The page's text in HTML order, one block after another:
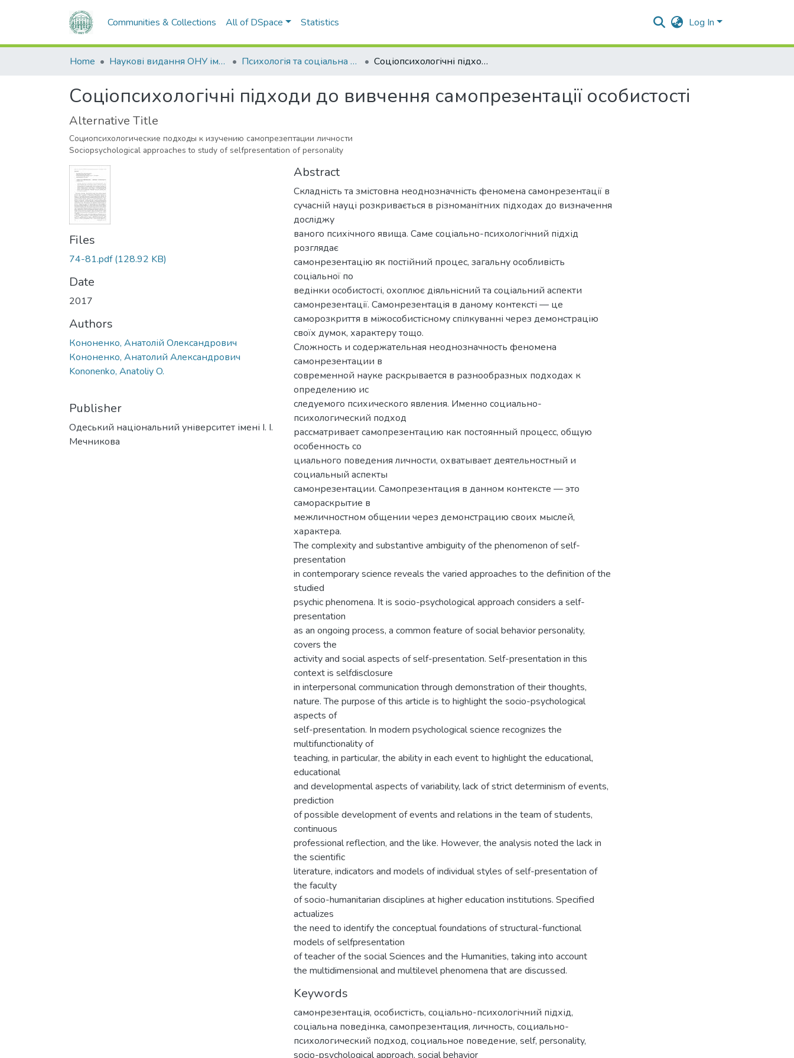
Communities & Collections All of DSpace Statistics Log In
Home Наукові видання ОНУ імені І. І. Мечникова Психологія та соціальна робота Соціопсихологічні підходи до вивчення самопрезентації особистості
Соціопсихологічні підходи до вивчення самопрезентації особистості
Alternative Title
Социопсихологические подходы к изучению самопрезептации личности
Sociopsychological approaches to study of selfpresentation of personality
Files
74-81.pdf(128.92 KB)
Date
2017
Authors
Кононенко, Анатолій Олександрович
Кононенко, Анатолий Александрович
Kononenko, Anatoliy O.
Publisher
Одеський національний університет імені І. І.
Мечникова
Abstract
Складність та змістовна неоднозначність феномена самонрезентації в
сучас­ній науці розкривається в різноманітних підходах до визначення
досліджу­
ваного психічного явища. Саме соціально-психологічний підхід
розглядає
самонрезентацію як постійний процес, загальну особливість
соціальної по­
ведінки особистості, охоплює діяльнісний та соціальний аспекти
самонрезентації. Самонрезентація в даному контексті — це
саморозкриття в міжособистісному спілкуванні через демонстрацію
своїх думок, характеру тощо.
Сложность и содержательная неоднозначность феномена
самонрезентации в
современной науке раскрывается в разнообразных подходах к
определению ис­
следуемого психического явления. Именно социально-
психологический подход
рассматривает самопрезентацию как постоянный процесс, общую
особенность со­
циального поведения личности, охватывает деятельностный и
социальный аспекты
самонрезентации. Самопрезентация в данном контексте — это
самораскрытие в
межличностном общении через демонстрацию своих мыслей,
характера.
The complexity and substantive ambiguity of the phenomenon of self-
presentation
in contemporary science reveals the varied approaches to the definition of the
studied
psychic phenomena. It is socio-psychological approach considers a self-
presentation
as an ongoing process, a common feature of social behavior personality,
covers the
activity and social aspects of self-presentation. Self-presentation in this
context is selfdisclosure
in interpersonal communication through demonstration of their thoughts,
nature. The purpose of this article is to highlight the socio-psychological
aspects of
self-presentation. In modern psychological science recognizes the
multifunctionality of
teaching, in particular, the ability in each event to highlight the educational,
educational
and developmental aspects of variability, lack of strict determinism of events,
prediction
of possible development of events and relations in the team of students,
continuous
professional reflection, and the like. However, the analysis noted the lack in
the scientific
literature, indicators and models of individual styles of self-presentation of
the faculty
of socio-humanitarian disciplines at higher education institutions. Specified
actualizes
the need to identify the conceptual foundations of structural-functional
models of selfpresentation
of teacher of the social Sciences and the Humanities, taking into account
the multidimensional and multilevel phenomena that are discussed.
Keywords
самонрезентація, особистість, соціально-психологічний під­хід,
соціальна поведінка, самопрезентация, личность, социально-
психологический под­ход, социальное поведение, self, personality,
socio-psychological approach, social behavior